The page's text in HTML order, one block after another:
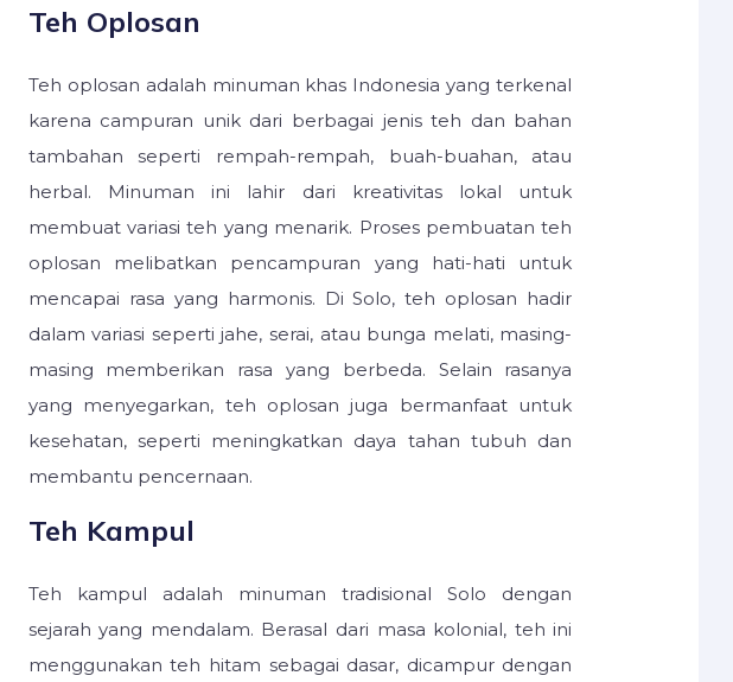
Teh Oplosan
Teh oplosan adalah minuman khas Indonesia yang terkenal
karena campuran unik dari berbagai jenis teh dan bahan
tambahan seperti rempah-rempah, buah-buahan, atau
herbal. Minuman ini lahir dari kreativitas lokal untuk
membuat variasi teh yang menarik. Proses pembuatan teh
oplosan melibatkan pencampuran yang hati-hati untuk
mencapai rasa yang harmonis. Di Solo, teh oplosan hadir
dalam variasi seperti jahe, serai, atau bunga melati, masing-
masing memberikan rasa yang berbeda. Selain rasanya
yang menyegarkan, teh oplosan juga bermanfaat untuk
kesehatan, seperti meningkatkan daya tahan tubuh dan
membantu pencernaan.
Teh Kampul
Teh kampul adalah minuman tradisional Solo dengan
sejarah yang mendalam. Berasal dari masa kolonial, teh ini
menggunakan teh hitam sebagai dasar, dicampur dengan